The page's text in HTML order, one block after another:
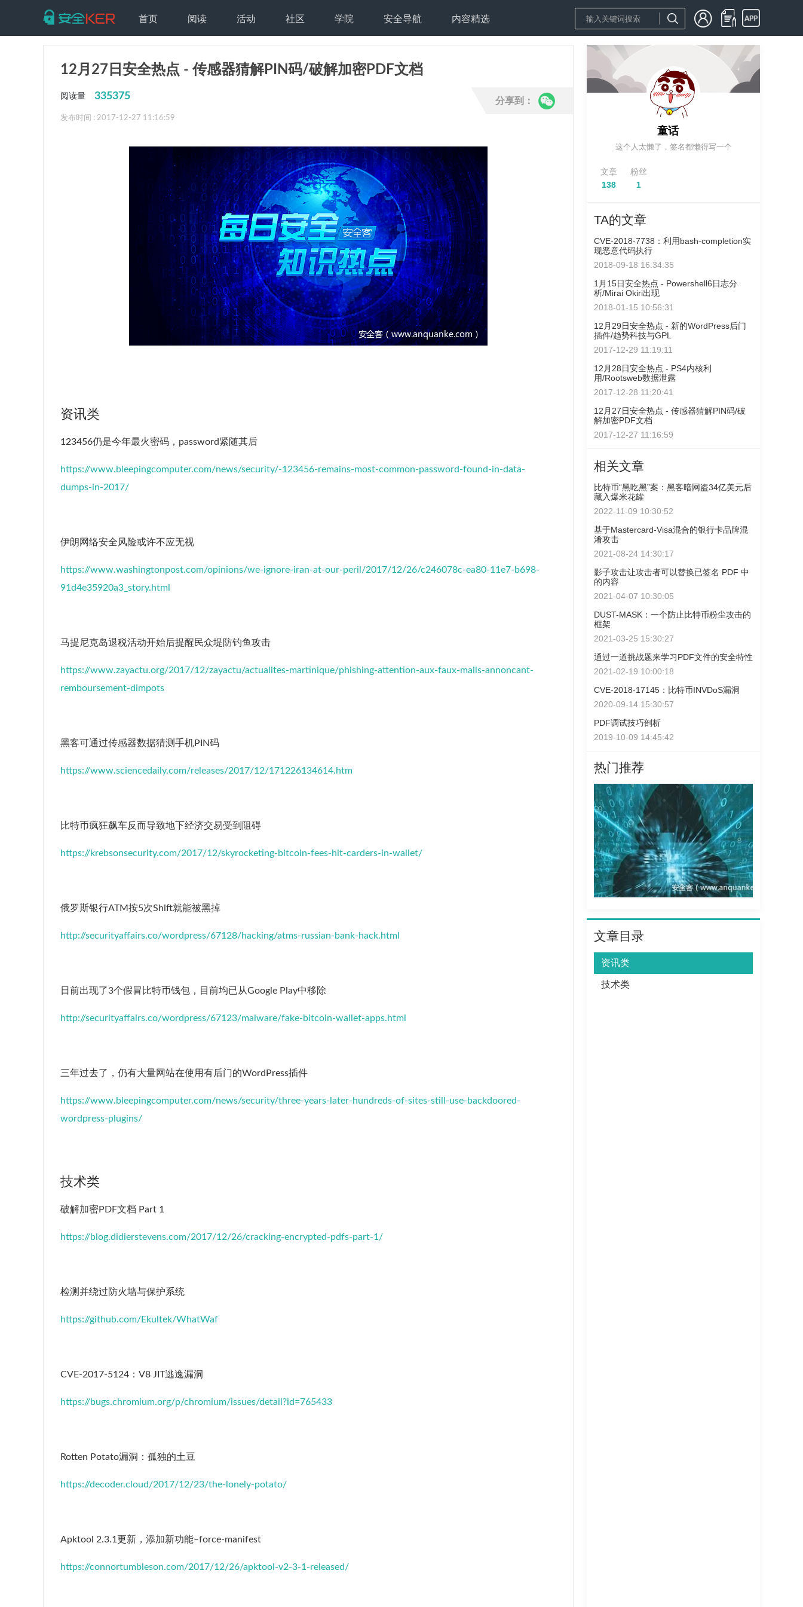
首页 阅读 活动 社区 学院 安全导航 内容精选
12月27日安全热点 - 传感器猜解PIN码/破解加密PDF文档
阅读量 335375
发布时间 : 2017-12-27 11:16:59
资讯类
123456仍是今年最火密码，password紧随其后
https://www.bleepingcomputer.com/news/security/-123456-remains-most-common-password-found-in-data-
dumps-in-2017/
伊朗网络安全风险或许不应无视
https://www.washingtonpost.com/opinions/we-ignore-iran-at-our-peril/2017/12/26/c246078c-ea80-11e7-b698-
91d4e35920a3_story.html
马提尼克岛退税活动开始后提醒民众堤防钓鱼攻击
https://www.zayactu.org/2017/12/zayactu/actualites-martinique/phishing-attention-aux-faux-mails-annoncant-
remboursement-dimpots
黑客可通过传感器数据猜测手机PIN码
https://www.sciencedaily.com/releases/2017/12/171226134614.htm
比特币疯狂飙车反而导致地下经济交易受到阻碍
https://krebsonsecurity.com/2017/12/skyrocketing-bitcoin-fees-hit-carders-in-wallet/
俄罗斯银行ATM按5次Shift就能被黑掉
http://securityaffairs.co/wordpress/67128/hacking/atms-russian-bank-hack.html
日前出现了3个假冒比特币钱包，目前均已从Google Play中移除
http://securityaffairs.co/wordpress/67123/malware/fake-bitcoin-wallet-apps.html
三年过去了，仍有大量网站在使用有后门的WordPress插件
https://www.bleepingcomputer.com/news/security/three-years-later-hundreds-of-sites-still-use-backdoored-
wordpress-plugins/
技术类
破解加密PDF文档 Part 1
https://blog.didierstevens.com/2017/12/26/cracking-encrypted-pdfs-part-1/
检测并绕过防火墙与保护系统
https://github.com/Ekultek/WhatWaf
CVE-2017-5124：V8 JIT逃逸漏洞
https://bugs.chromium.org/p/chromium/issues/detail?id=765433
Rotten Potato漏洞：孤独的土豆
https://decoder.cloud/2017/12/23/the-lonely-potato/
Apktool 2.3.1更新，添加新功能–force-manifest
https://connortumbleson.com/2017/12/26/apktool-v2-3-1-released/
分享到：
童话
这个人太懒了，签名都懒得写一个
文章
138
粉丝
1
TA的文章
CVE-2018-7738：利用bash-completion实
现恶意代码执行
2018-09-18 16:34:35
1月15日安全热点 - Powershell6日志分
析/Mirai Okiri出现
2018-01-15 10:56:31
12月29日安全热点 - 新的WordPress后门
插件/趋势科技与GPL
2017-12-29 11:19:11
12月28日安全热点 - PS4内核利
用/Rootsweb数据泄露
2017-12-28 11:20:41
12月27日安全热点 - 传感器猜解PIN码/破
解加密PDF文档
2017-12-27 11:16:59
相关文章
比特币“黑吃黑”案：黑客暗网盗34亿美元后
藏入爆米花罐
2022-11-09 10:30:52
基于Mastercard-Visa混合的银行卡品牌混
淆攻击
2021-08-24 14:30:17
影子攻击让攻击者可以替换已签名 PDF 中
的内容
2021-04-07 10:30:05
DUST-MASK：一个防止比特币粉尘攻击的
框架
2021-03-25 15:30:27
通过一道挑战题来学习PDF文件的安全特性
2021-02-19 10:00:18
CVE-2018-17145：比特币INVDoS漏洞
2020-09-14 15:30:57
PDF调试技巧剖析
2019-10-09 14:45:42
热门推荐
文章目录
资讯类
技术类